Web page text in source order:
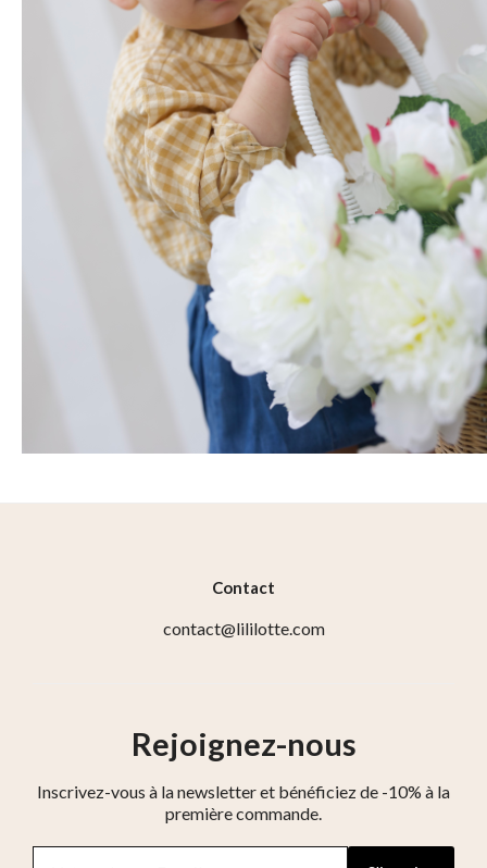
Contact
contact@lililotte.com
Rejoignez-nous
Inscrivez-vous à la newsletter et bénéficiez de -10% à la
première commande.